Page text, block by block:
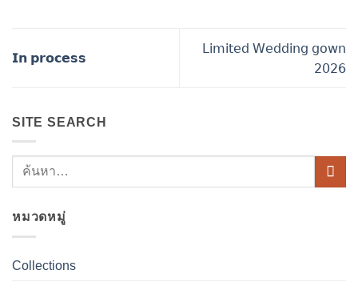
𝗜𝗻 𝗽𝗿𝗼𝗰𝗲𝘀𝘀
𝖫𝗂𝗆𝗂𝗍𝖾𝖽 𝖶𝖾𝖽𝖽𝗂𝗇𝗀 𝗀𝗈𝗐𝗇
𝟤𝟢𝟤𝟨
SITE SEARCH
หมวดหมู่
Collections